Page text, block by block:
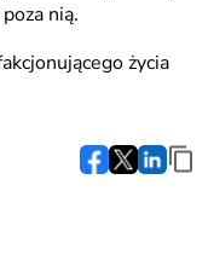
nią.
życia